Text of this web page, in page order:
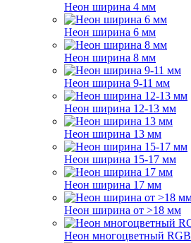
Неон ширина 4 мм
Неон ширина 6 мм
Неон ширина 8 мм
Неон ширина 9-11 мм
Неон ширина 12-13 мм
Неон ширина 13 мм
Неон ширина 15-17 мм
Неон ширина 17 мм
Неон ширина от >18 мм
Неон многоцветный RGB